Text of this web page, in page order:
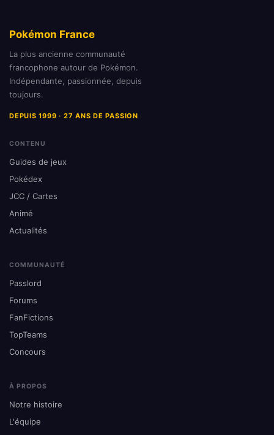
Pokémon France
La plus ancienne communauté
francophone autour de Pokémon.
Indépendante, passionnée, depuis
toujours.
DEPUIS 1999 · 27 ANS DE PASSION
CONTENU
Guides de jeux
Pokédex
JCC / Cartes
Animé
Actualités
COMMUNAUTÉ
Passlord
Forums
FanFictions
TopTeams
Concours
À PROPOS
Notre histoire
L'équipe